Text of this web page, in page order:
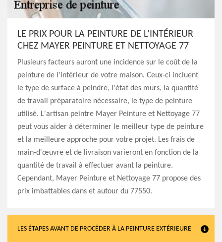
LE PRIX POUR LA PEINTURE DE L’INTÉRIEUR
CHEZ MAYER PEINTURE ET NETTOYAGE 77
Plusieurs facteurs auront une incidence sur le coût de la
peinture de l'intérieur de votre maison. Ceux-ci incluent
le type de surface à peindre, l'état des murs, la quantité
de travail préparatoire nécessaire, le type de peinture
utilisé. L'artisan peintre Mayer Peinture et Nettoyage 77
peut vous aider à déterminer le meilleur type de peinture
et la meilleure approche pour votre projet. Les frais de
main-d'œuvre et de livraison varieront en fonction de la
quantité de travail à effectuer avant la peinture.
Cependant, Mayer Peinture et Nettoyage 77 propose des
prix imbattables dans et autour du 77550.
LES ÉTAPES AVANT DE PROCÉDER À LA PEINTURE EXTÉRIEURE